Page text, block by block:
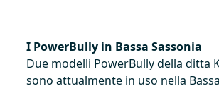
I PowerBully in Bassa Sassonia
Due modelli PowerBully della ditta
sono attualmente in uso nella